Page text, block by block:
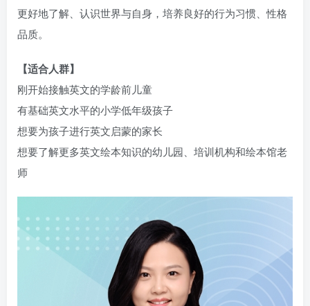
更好地了解、认识世界与自身，培养良好的行为习惯、性格
品质。
【适合人群】
刚开始接触英文的学龄前儿童
有基础英文水平的小学低年级孩子
想要为孩子进行英文启蒙的家长
想要了解更多英文绘本知识的幼儿园、培训机构和绘本馆老
师